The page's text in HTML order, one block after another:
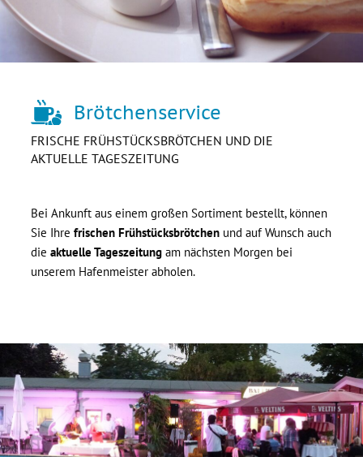
Brötchenservice
FRISCHE FRÜHSTÜCKSBRÖTCHEN UND DIE
AKTUELLE TAGESZEITUNG
Bei Ankunft aus einem großen Sortiment bestellt, können
Sie Ihre frischen Frühstücksbrötchen und auf Wunsch auch
die aktuelle Tageszeitung am nächsten Morgen bei
unserem Hafenmeister abholen.